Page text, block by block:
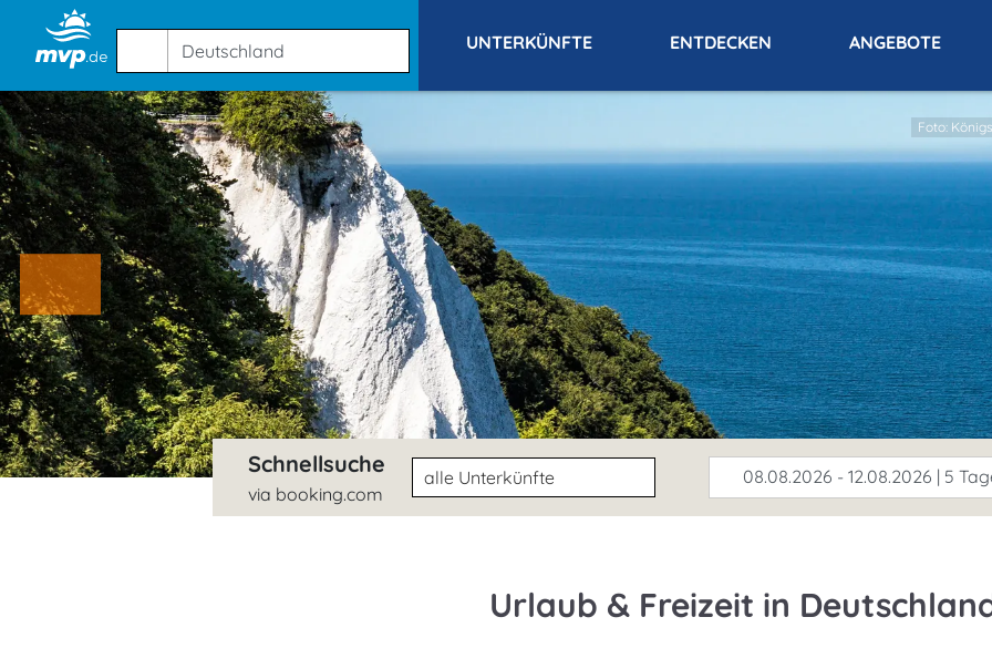
UNTERKÜNFTE ENTDECKEN ANGEBOTE
Foto:
Schnellsuche
via booking.com
Unterkunftsart 08.08.2026 - 12.08.2026 | 5
Urlaub & Freizeit in